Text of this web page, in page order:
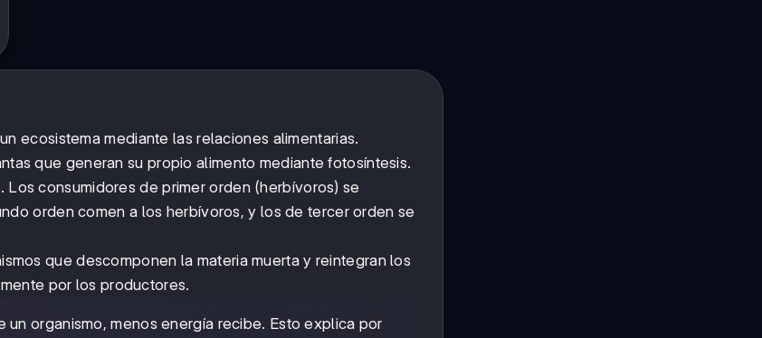
ecosistema mediante las relaciones alimentarias.
que generan su propio alimento mediante fotosíntesis.
. Los consumidores de primer orden (herbívoros) se
orden comen a los herbívoros, y los de tercer orden se
que descomponen la materia muerta y reintegran los
por los productores.
organismo, menos energía recibe. Esto explica por